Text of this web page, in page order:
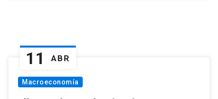
11 ABR
Macroeconomía